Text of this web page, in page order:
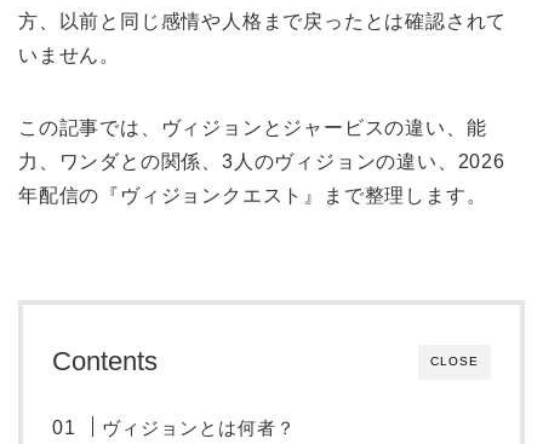
方、以前と同じ感情や人格まで戻ったとは確認されて
いません。
この記事では、ヴィジョンとジャービスの違い、能
力、ワンダとの関係、3人のヴィジョンの違い、2026
年配信の『ヴィジョンクエスト』まで整理します。
CLOSE
Contents
ヴィジョンとは何者？